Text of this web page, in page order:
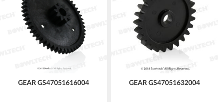
GEAR GS47051616004 GEAR GS47051632004